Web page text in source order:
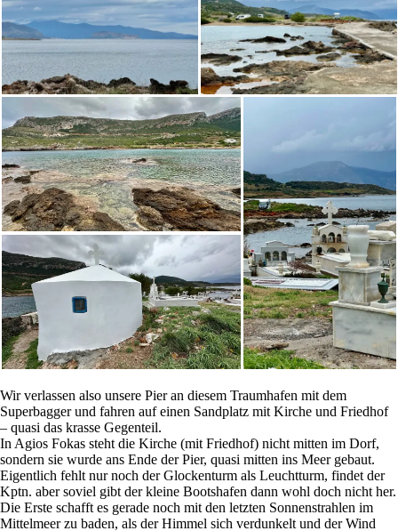
Wir verlassen also unsere Pier an diesem Traumhafen mit dem
Superbagger und fahren auf einen Sandplatz mit Kirche und Friedhof
– quasi das krasse Gegenteil.
In Agios Fokas steht die Kirche (mit Friedhof) nicht mitten im Dorf,
sondern sie wurde ans Ende der Pier, quasi mitten ins Meer gebaut.
Eigentlich fehlt nur noch der Glockenturm als Leuchtturm, findet der
Kptn. aber soviel gibt der kleine Bootshafen dann wohl doch nicht her.
Die Erste schafft es gerade noch mit den letzten Sonnenstrahlen im
Mittelmeer zu baden, als der Himmel sich verdunkelt und der Wind